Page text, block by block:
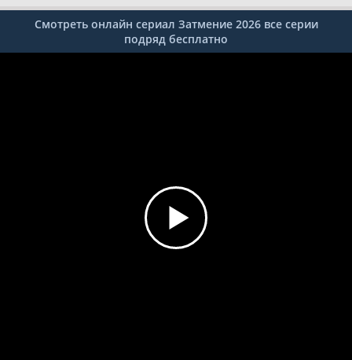
Смотреть онлайн сериал Затмение 2026 все серии
подряд бесплатно